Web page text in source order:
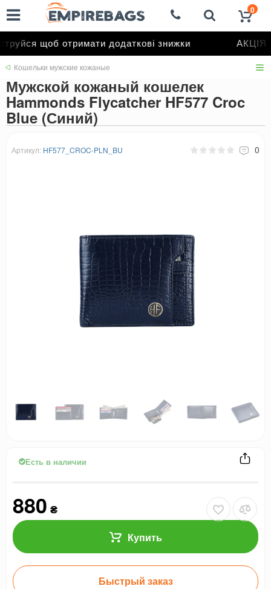
щоб отримати додаткові знижки АКЦІЯ
0
Кошельки мужские кожаные
Мужской кожаный кошелек
Hammonds Flycatcher HF577 Croc
Blue (Синий)
Артикул: HF577_CROC-PLN_BU 0
Есть в наличии
880 ₴
Купить
Быстрый заказ